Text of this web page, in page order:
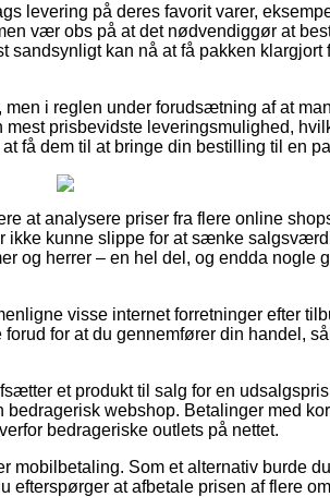
levering på deres favorit varer,
vær obs på at det nødvendiggør at
kan nå at få pakken klargjort
i reglen under forudsætning af at
prisbevidste leveringsmulighed,
få dem til at bringe din bestilling til en
at analysere priser fra flere online
ikke kunne slippe for at sænke
og herrer – en hel del, og endda nogle
visse internet forretninger efter
for at du gennemfører din handel,
et produkt til salg for en
webshop. Betalinger med
bedrageriske outlets på nettet.
mobilbetaling. Som et alternativ burde
efterspørger at afbetale prisen af flere